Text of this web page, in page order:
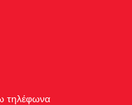
τηλέφωνα